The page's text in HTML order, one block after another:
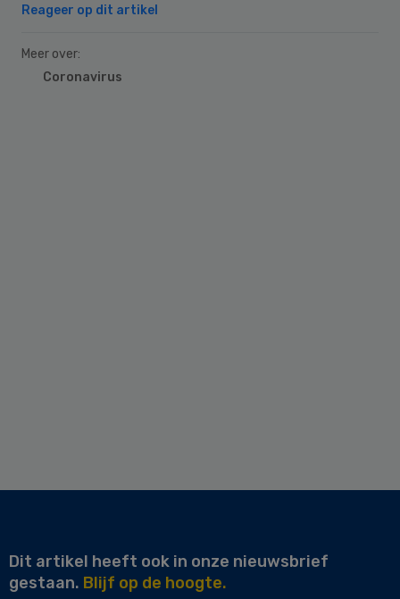
Reageer op dit artikel
Meer over:
Coronavirus
Dit artikel heeft ook in onze nieuwsbrief
gestaan. Blijf op de hoogte.